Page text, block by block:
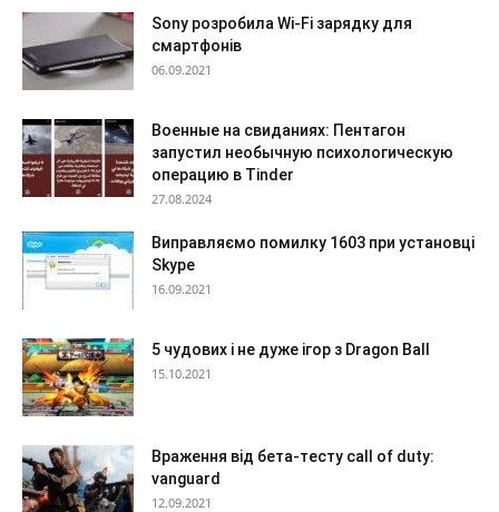
Sony розробила Wi-Fi зарядку для
смартфонів
06.09.2021
Военные на свиданиях: Пентагон
запустил необычную психологическую
операцию в Tinder
27.08.2024
Виправляємо помилку 1603 при установці
Skype
16.09.2021
5 чудових і не дуже ігор з Dragon Ball
15.10.2021
Враження від бета-тесту call of duty:
vanguard
12.09.2021